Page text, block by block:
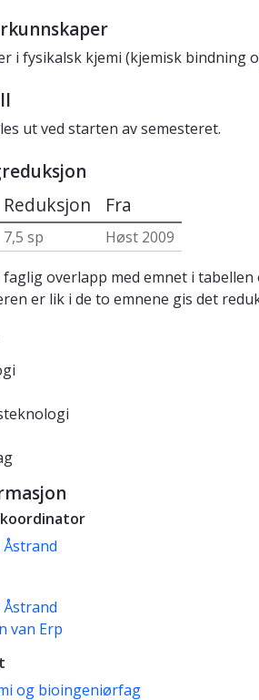
i fysikalsk kjemi (kjemisk bindning
ut ved starten av semesteret.
Reduksjon Fra
7,5 sp
Høst 2009
overlapp med emnet i
er lik i de to emnene gis det
van Erp
og bioingeniørfag